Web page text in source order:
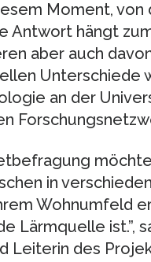
Moment, von
Antwort hängt
aber auch
Unterschiede
an der
in
Wohnumfeld
Lärmquelle ist.”,
Leiterin des